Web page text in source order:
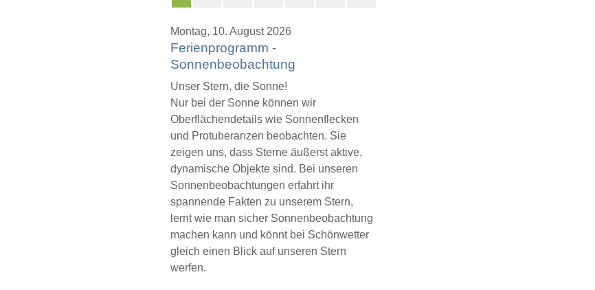
Montag, 10. August 2026
Ferienprogramm -
Sonnenbeobachtung
Unser Stern, die Sonne!
Nur bei der Sonne können wir
Oberflächendetails wie Sonnenflecken
und Protuberanzen beobachten. Sie
zeigen uns, dass Sterne äußerst aktive,
dynamische Objekte sind. Bei unseren
Sonnenbeobachtungen erfahrt ihr
spannende Fakten zu unserem Stern,
lernt wie man sicher Sonnenbeobachtung
machen kann und könnt bei Schönwetter
gleich einen Blick auf unseren Stern
werfen.